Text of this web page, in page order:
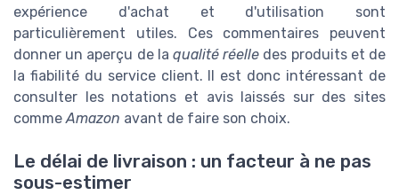
expérience d'achat et d'utilisation sont
particulièrement utiles. Ces commentaires peuvent
donner un aperçu de la qualité réelle des produits et de
la fiabilité du service client. Il est donc intéressant de
consulter les notations et avis laissés sur des sites
commeAmazon avant de faire son choix.
Le délai de livraison : un facteur à ne pas
sous-estimer